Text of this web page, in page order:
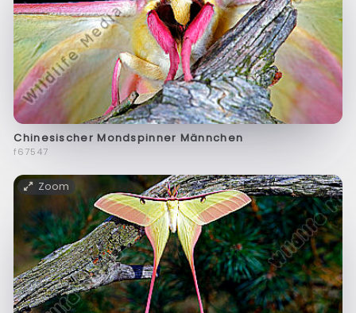
Chinesischer Mondspinner Männchen
f67547
Zoom